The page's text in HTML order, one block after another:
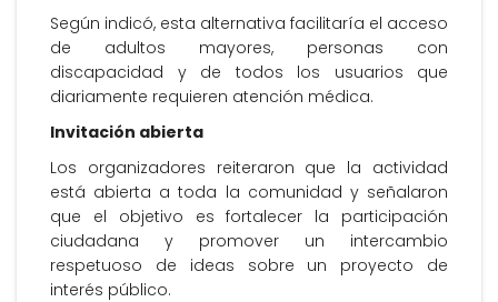
Según indicó, esta alternativa facilitaría el acceso
de adultos mayores, personas con
discapacidad y de todos los usuarios que
diariamente requieren atención médica.
Invitación abierta
Los organizadores reiteraron que la actividad
está abierta a toda la comunidad y señalaron
que el objetivo es fortalecer la participación
ciudadana y promover un intercambio
respetuoso de ideas sobre un proyecto de
interés público.